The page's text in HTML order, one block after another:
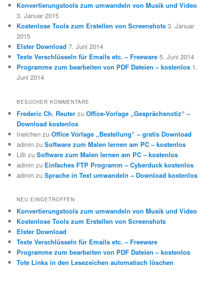
Konvertierungstools zum umwandeln von Musik und Video
3. Januar 2015
Kostenlose Tools zum Erstellen von Screenshots 3. Januar
2015
Elster Download 7. Juni 2014
Texte Verschlüsseln für Emails etc. – Freeware 5. Juni 2014
Programme zum bearbeiten von PDF Dateien – kostenlos 1.
Juni 2014
BESUCHER KOMMENTARE
Frederic Ch. Reuter zuOffice-Vorlage „Gesprächsnotiz“ –
Download kostenlos
Ineichen zuOffice Vorlage „Bestellung“ – gratis Download
admin zuSoftware zum Malen lernen am PC – kostenlos
Lilli zuSoftware zum Malen lernen am PC – kostenlos
admin zu Einfaches FTP Programm – Cyberduck kostenlos
admin zuSprache in Text umwandeln – Download kostenlos
NEU EINGETROFFEN
Konvertierungstools zum umwandeln von Musik und Video
Kostenlose Tools zum Erstellen von Screenshots
Elster Download
Texte Verschlüsseln für Emails etc. – Freeware
Programme zum bearbeiten von PDF Dateien – kostenlos
Tote Links in den Lesezeichen automatisch löschen